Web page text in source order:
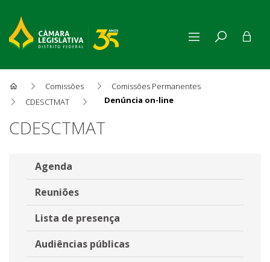
Comissões
Comissões Permanentes
CDESCTMAT
Denúncia on-line
Denúncia on-line
CDESCTMAT
Agenda
Reuniões
Lista de presença
Audiências públicas